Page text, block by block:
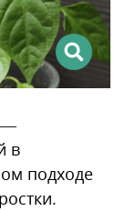
—
в
подходе